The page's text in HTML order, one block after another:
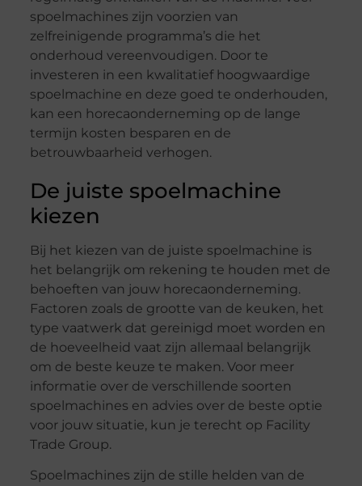
spoelmachines zijn voorzien van
zelfreinigende programma’s die het
onderhoud vereenvoudigen. Door te
investeren in een kwalitatief hoogwaardige
spoelmachine en deze goed te onderhouden,
kan een horecaonderneming op de lange
termijn kosten besparen en de
betrouwbaarheid verhogen.
De juiste spoelmachine
kiezen
Bij het kiezen van de juiste spoelmachine is
het belangrijk om rekening te houden met de
behoeften van jouw horecaonderneming.
Factoren zoals de grootte van de keuken, het
type vaatwerk dat gereinigd moet worden en
de hoeveelheid vaat zijn allemaal belangrijk
om de beste keuze te maken. Voor meer
informatie over de verschillende soorten
spoelmachines en advies over de beste optie
voor jouw situatie, kun je terecht op Facility
Trade Group.
Spoelmachines zijn de stille helden van de